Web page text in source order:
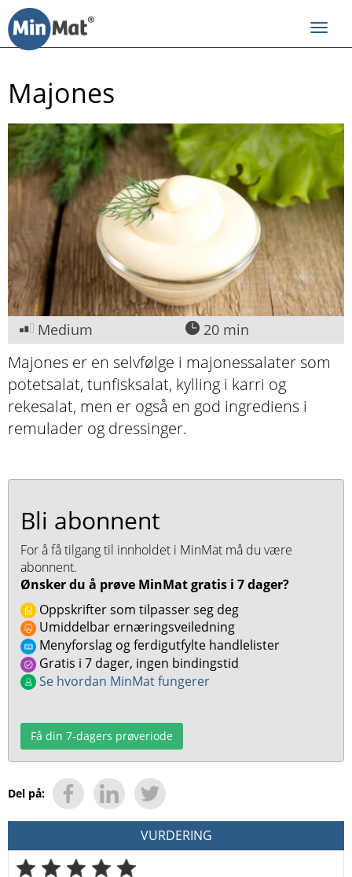
innhold
Majones
Medium 20 min
Majones er en selvfølge i majonessalater som
potetsalat, tunfisksalat, kylling i karri og
rekesalat, men er også en god ingrediens i
remulader og dressinger.
Bli abonnent
For å få tilgang til innholdet i MinMat må du være
abonnent.
Ønsker du å prøve MinMat gratis i 7 dager?
Oppskrifter som tilpasser seg deg
Umiddelbar ernæringsveiledning
Menyforslag og ferdigutfylte handlelister
Gratis i 7 dager, ingen bindingstid
Se hvordan MinMat fungerer
Få din 7-dagers prøveriode
Del på:
VURDERING